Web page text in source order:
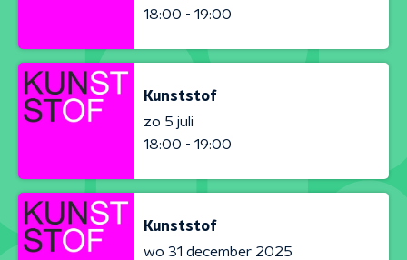
18:00 - 19:00
Kunststof
zo 5 juli
18:00 - 19:00
Kunststof
wo 31 december 2025